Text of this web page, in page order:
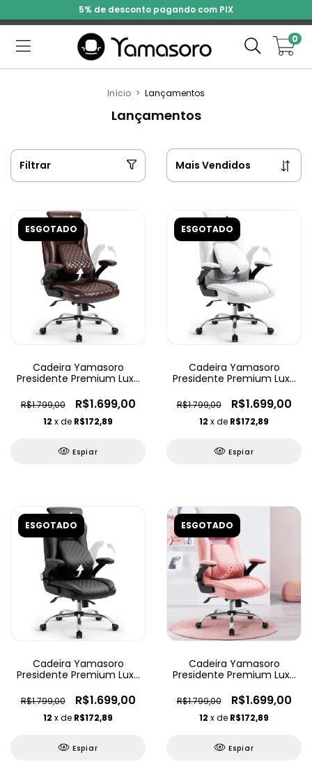
5% de desconto pagando com PIX
0
Início > Lançamentos
Lançamentos
Filtrar
ESGOTADO
Cadeira Yamasoro
Presidente Premium Luxo
R$1.799,00 R$1.699,00
12 x de R$172,89
Espiar
ESGOTADO
Cadeira Yamasoro
Presidente Premium Luxo
R$1.799,00 R$1.699,00
12 x de R$172,89
Espiar
ESGOTADO
Cadeira Yamasoro
Presidente Premium Luxo
R$1.799,00 R$1.699,00
12 x de R$172,89
Espiar
ESGOTADO
Cadeira Yamasoro
Presidente Premium Luxo
R$1.799,00 R$1.699,00
12 x de R$172,89
Espiar